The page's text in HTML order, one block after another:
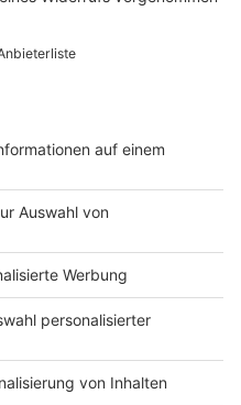
ab ca. 16.45 Uhr (je
Linien C1 bis C6 ca.
Uhr, danach dann alle 60
wie sonst an Montagen
für alle Linien, also
des normalen
auch bis Barlo, Grenze.
– Sperrung von
des
gesonderter